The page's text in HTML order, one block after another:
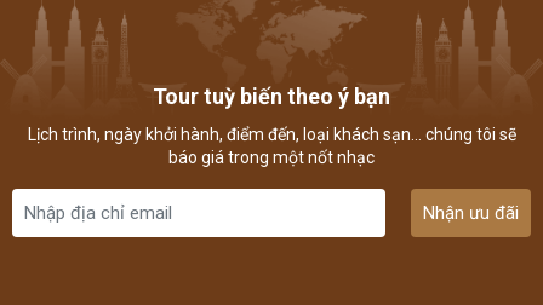
Tour tuỳ biến theo ý bạn
Lịch trình, ngày khởi hành, điểm đến, loại khách sạn... chúng tôi sẽ
báo giá trong một nốt nhạc
Nhận ưu đãi